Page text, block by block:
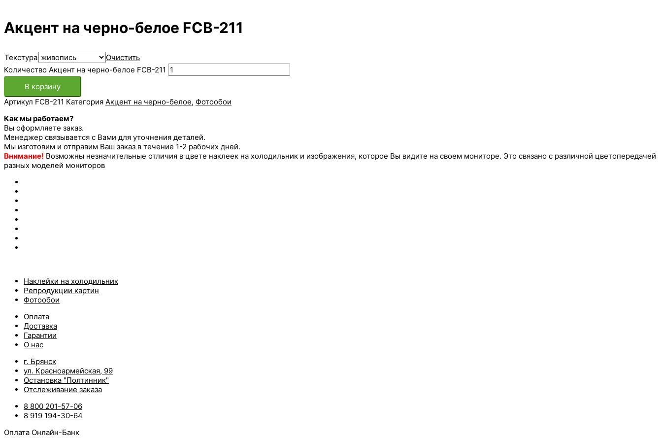
Акцент на черно-белое FCB-211
Текстура
Очистить
Количество Акцент на черно-белое FCB-211
В корзину
Артикул FCB-211 Категория Акцент на черно-белое, Фотообои
Как мы работаем?
Вы оформляете заказ.
Менеджер связывается с Вами для уточнения деталей.
Мы изготовим и отправим Ваш заказ в течение 1-2 рабочих дней.
Внимание! Возможны незначительные отличия в цвете наклеек на холодильник и изображения, которое Вы видите на своем мониторе. Это связано с различной цветопередачей
разных моделей мониторов
Наклейки на холодильник
Репродукции картин
Фотообои
Оплата
Доставка
Гарантии
О нас
г. Брянск
ул. Красноармейская, 99
Остановка "Полтинник"
Отслеживание заказа
8 800 201-57-06
8 919 194-30-64
Оплата Онлайн-Банк